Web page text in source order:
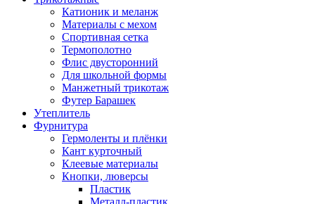
Катионик и меланж
Материалы с мехом
Спортивная сетка
Термополотно
Флис двусторонний
Для школьной формы
Манжетный трикотаж
Футер Барашек
Утеплитель
Фурнитура
Гермоленты и плёнки
Кант курточный
Клеевые материалы
Кнопки, люверсы
Пластик
Металл-пластик